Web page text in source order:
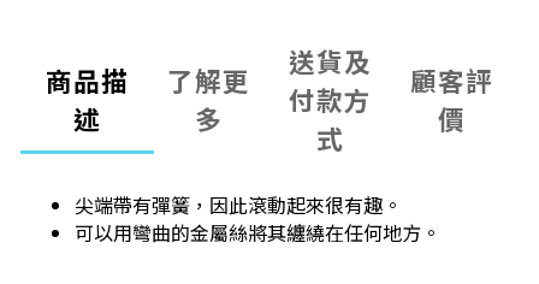
商品描
述
了解更
多
送貨及
付款方
式
顧客評
價
尖端帶有彈簧，因此滾動起來很有趣。
可以用彎曲的金屬絲將其纏繞在任何地方。